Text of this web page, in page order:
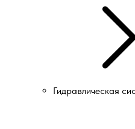
Гидравлическая